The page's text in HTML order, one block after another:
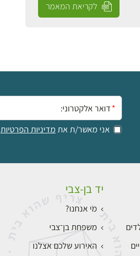
לקריאת המאמר
אימייל:
אני מאשר/ת את מדיניות הפרטיות
יד בן-צבי
מי אנחנו?
משפחת בן־צבי
האירוע שלכם אצלנו